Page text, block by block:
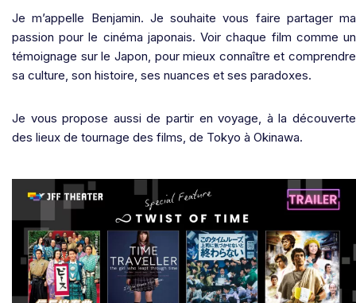
Je m’appelle Benjamin. Je souhaite vous faire partager ma
passion pour le cinéma japonais. Voir chaque film comme un
témoignage sur le Japon, pour mieux connaître et comprendre
sa culture, son histoire, ses nuances et ses paradoxes.
Je vous propose aussi de partir en voyage, à la découverte
des lieux de tournage des films, de Tokyo à Okinawa.